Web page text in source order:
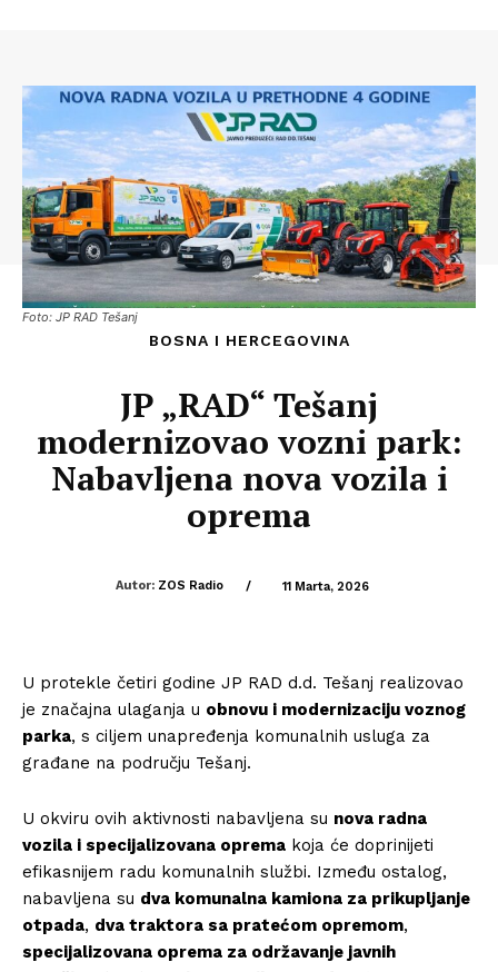
Foto: JP RAD Tešanj
BOSNA I HERCEGOVINA
JP „RAD“ Tešanj
modernizovao vozni park:
Nabavljena nova vozila i
oprema
Autor: ZOS Radio / 11 Marta, 2026
U protekle četiri godine JP RAD d.d. Tešanj realizovao
je značajna ulaganja u obnovu i modernizaciju voznog
parka, s ciljem unapređenja komunalnih usluga za
građane na području Tešanj.
U okviru ovih aktivnosti nabavljena su nova radna
vozila i specijalizovana oprema koja će doprinijeti
efikasnijem radu komunalnih službi. Između ostalog,
nabavljena su dva komunalna kamiona za prikupljanje
otpada, dva traktora sa pratećom opremom,
specijalizovana oprema za održavanje javnih